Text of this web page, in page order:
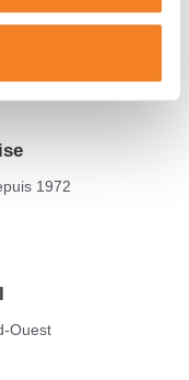
10 ans
1972
Ouest